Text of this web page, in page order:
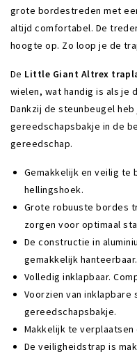
grote bordestreden met
altijd comfortabel. De
hoogte op. Zo loop je de
De Little Giant Altrex
wielen, wat handig is als je
Dankzij de steunbeugel
gereedschapsbakje in de
gereedschap.
Gemakkelijk en veilig te
hellingshoek.
Grote robuuste bordes
zorgen voor optimaal
De constructie in
gemakkelijk hanteerbaar.
Volledig inklapbaar.
Voorzien van inklapbare
gereedschapsbakje.
Makkelijk te verplaatsen
De veiligheidstrap is